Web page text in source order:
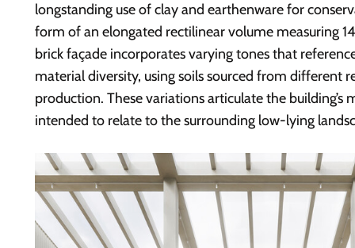
longstanding use of clay and earthenware for
form of an elongated rectilinear volume measuring
brick façade incorporates varying tones that
material diversity, using soils sourced from different
production. These variations articulate the building’s
intended to relate to the surrounding low-lying